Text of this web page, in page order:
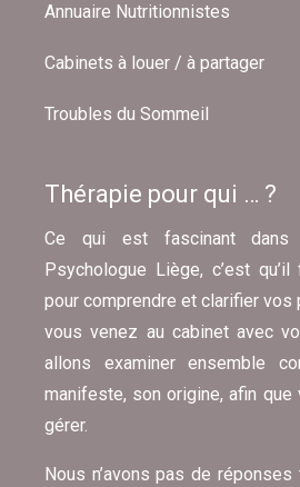
Annuaire Nutritionnistes
Cabinets à louer / à partager
Troubles du Sommeil
Thérapie pour qui … ?
Ce qui est fascinant dans
Psychologue Liège, c’est
pour comprendre et clarifier vos
vous venez au cabinet avec
allons examiner ensemble
manifeste, son origine, afin que
gérer.
Nous n’avons pas de